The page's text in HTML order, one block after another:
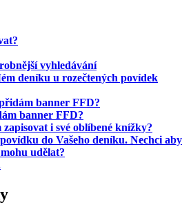
vyhledávání
deníku u rozečtených povídek
banner FFD?
banner FFD?
zapisovat i své oblíbené knížky?
do Vašeho deníku. Nechci aby
udělat?